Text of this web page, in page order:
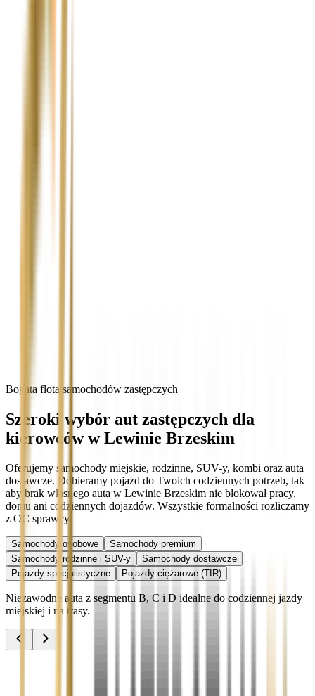
Bogata flota samochodów zastępczych
Szeroki wybór aut zastępczych dla
kierowców w Lewinie Brzeskim
Oferujemy samochody miejskie, rodzinne, SUV-y, kombi oraz auta
dostawcze. Dobieramy pojazd do Twoich codziennych potrzeb, tak
aby brak własnego auta w Lewinie Brzeskim nie blokował pracy,
domu ani codziennych dojazdów. Wszystkie formalności rozliczamy
z OC sprawcy.
Samochody osobowe
Samochody premium
Samochody rodzinne i SUV-y
Samochody dostawcze
Pojazdy specjalistyczne
Pojazdy ciężarowe (TIR)
Niezawodne auta z segmentu B, C i D idealne do codziennej jazdy
miejskiej i na trasy.